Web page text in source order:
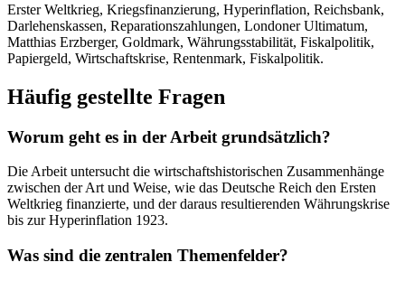
Erster Weltkrieg, Kriegsfinanzierung, Hyperinflation, Reichsbank,
Darlehenskassen, Reparationszahlungen, Londoner Ultimatum,
Matthias Erzberger, Goldmark, Währungsstabilität, Fiskalpolitik,
Papiergeld, Wirtschaftskrise, Rentenmark, Fiskalpolitik.
Häufig gestellte Fragen
Worum geht es in der Arbeit grundsätzlich?
Die Arbeit untersucht die wirtschaftshistorischen Zusammenhänge
zwischen der Art und Weise, wie das Deutsche Reich den Ersten
Weltkrieg finanzierte, und der daraus resultierenden Währungskrise
bis zur Hyperinflation 1923.
Was sind die zentralen Themenfelder?